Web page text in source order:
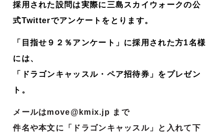
採用された設問は実際に三島スカイウォークの公
式Twitterでアンケートをとります。
「目指せ９２％アンケート」に採用された方1名様
には、
「ドラゴンキャッスル・ペア招待券」をプレゼン
ト。
メールはmove@kmix.jp まで
件名や本文に「ドラゴンキャッスル」と入れて下